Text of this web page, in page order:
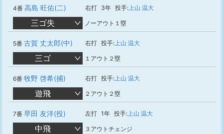
4番 高島 旺佑(二) 右打 3年 投手:上山 温大
三ゴ失 ノーアウト１塁
5番 古賀 丈太郎(中) 右打 投手:上山 温大
三ゴ １アウト２塁
6番 牧野 啓希(捕) 右打 投手:上山 温大
遊飛 ２アウト２塁
7番 早田 友洋(投) 左打 1年 投手:上山 温大
中飛 ３アウトチェンジ